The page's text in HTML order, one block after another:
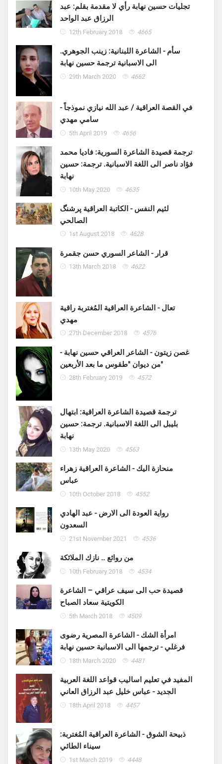
تجليات حسين نهابة رأي لا مقدمة بقلم: عبد
الرزاق عبد الواحد
12th February 2018 4665
سأم - الشاعرة اللبنانية: زينب الجوهري.
الى الاسبانية ترجمة حسين نهابة
29th March 2020 4662
في القصة العراقية / عبد الله نيازي نموذجاً -
سامي مهدي
5th April 2019 4656
ترجمة قصيدة الشاعرة السورية: فاديا محمد
فؤاد ناصر الى اللغة الاسبانية. ترجمة: حسين
نهابة
10th May 2020 4635
لئيم النفس - الكاتبة العراقية پرشنگ
الصالحي
1st August 2018 4628
قرار - الشاعر السوري حسن جقمرة
13th March 2018 4622
تعال - الشاعرة العراقية المُغتربة راقية
مهدي
27th December 2018 4576
غصن زيتون - الشاعر العراقي حسين نهابة -
من ديوان "طقوس ما بعد الأربعين"
28th February 2019 4572
ترجمة قصيدة الشاعرة العراقية: ابتهال
بليبل الى اللغة الاسبانية. ترجمة: حسين
نهابة
13th May 2020 4563
منحازة اليك - الشاعرة العراقية زهراء
عباس
10th October 2018 4552
رواية العودة الى الارض - عبد الهادي
السعدون
21st November 2021 4536
من روائع .. نازك الملائكة
10th February 2018 4534
قصيدة حب الى سيف عراقي – الشاعرة
الكويتية سعاد الصباح
5th March 2018 4509
امرأة الشك - الشاعرة المصرية رضوى
فرغلي - ترجمها الى الاسبانية حسين نهابة
18th March 2020 4481
المفيد في تعليم اساليب قواعد اللغة العربية
الجديد - عباس خليل عبد الرزاق العاني
18th April 2018 4457
ذبيحة الشوق - الشاعرة العراقية المُغتربة:
سيناء الطائي
1st March 2019 4448